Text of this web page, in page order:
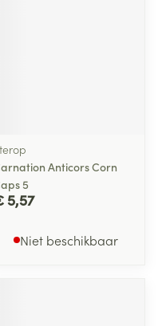
Anticors Corn
5
5,57
Niet beschikbaar